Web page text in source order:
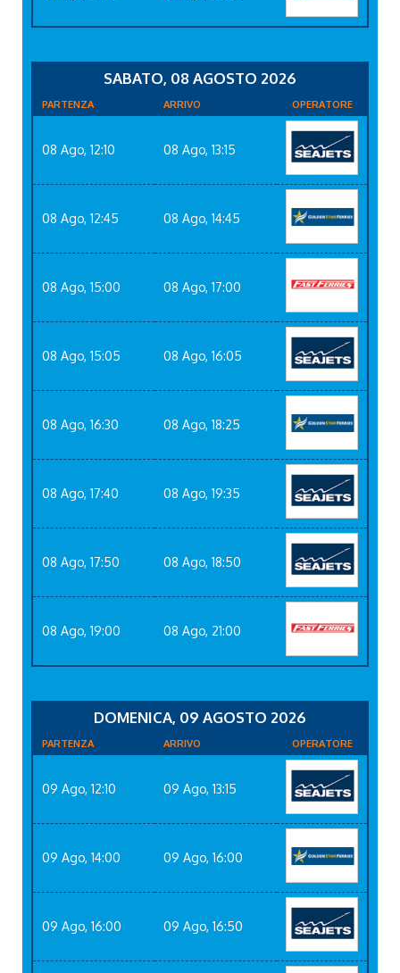
SABATO, 08 AGOSTO 2026
PARTENZA ARRIVO OPERATORE
08 Ago, 12:10 08 Ago, 13:15
08 Ago, 12:45 08 Ago, 14:45
08 Ago, 15:00 08 Ago, 17:00
08 Ago, 15:05 08 Ago, 16:05
08 Ago, 16:30 08 Ago, 18:25
08 Ago, 17:40 08 Ago, 19:35
08 Ago, 17:50 08 Ago, 18:50
08 Ago, 19:00 08 Ago, 21:00
DOMENICA, 09 AGOSTO 2026
PARTENZA ARRIVO OPERATORE
09 Ago, 12:10 09 Ago, 13:15
09 Ago, 14:00 09 Ago, 16:00
09 Ago, 16:00 09 Ago, 16:50